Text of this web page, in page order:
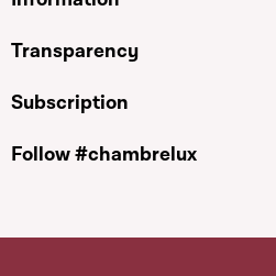
Transparency
Subscription
Follow #chambrelux